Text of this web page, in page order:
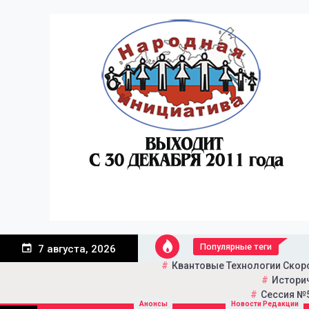
7 августа, 2026 Популярные теги
Квантовые Технологии
Сессия
Анонсы Новости Редакции